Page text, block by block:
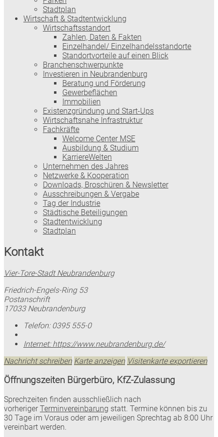
Stadtplan
Wirtschaft & Stadtentwicklung
Wirtschaftsstandort
Zahlen, Daten & Fakten
Einzelhandel/ Einzelhandelsstandorte
Standortvorteile auf einen Blick
Branchenschwerpunkte
Investieren in Neubrandenburg
Beratung und Förderung
Gewerbeflächen
Immobilien
Existenzgründung und Start-Ups
Wirtschaftsnahe Infrastruktur
Fachkräfte
Welcome Center MSE
Ausbildung & Studium
KarriereWelten
Unternehmen des Jahres
Netzwerke & Kooperation
Downloads, Broschüren & Newsletter
Ausschreibungen & Vergabe
Tag der Industrie
Städtische Beteiligungen
Stadtentwicklung
Stadtplan
Kontakt
Vier-Tore-Stadt Neubrandenburg
Friedrich-Engels-Ring 53
Postanschrift
17033 Neubrandenburg
Telefon: 0395 555-0
Internet: https://www.neubrandenburg.de/
Nachricht schreiben Karte anzeigen Visitenkarte exportieren
Öffnungszeiten Bürgerbüro, KfZ-Zulassung
Sprechzeiten finden ausschließlich nach
vorheriger Terminvereinbarung statt. Termine können bis zu
30 Tage im Voraus oder am jeweiligen Sprechtag ab 8:00 Uhr
vereinbart werden.